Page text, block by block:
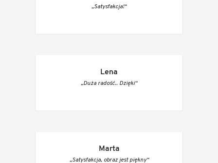
„Satysfakcja!“
Lena
„Duża radość.. Dzięki“
Marta
„Satysfakcja, obraz jest piękny“